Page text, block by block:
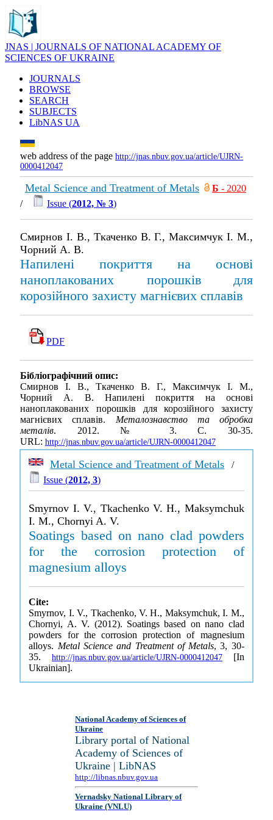
JNAS | JOURNALS OF NATIONAL ACADEMY OF
SCIENCES OF UKRAINE
JOURNALS
BROWSE
SEARCH
SUBJECTS
LibNAS UA
web address of the page http://jnas.nbuv.gov.ua/article/UJRN-
0000412047
Metal Science and Treatment of Metals Б - 2020
/
Issue (2012, № 3)
Смирнов І. В., Ткаченко В. Г., Максимчук І. М.,
Чорний А. В.
Напилені покриття на основі
наноплакованих порошків для
корозійного захисту магнієвих сплавів
PDF
Бібліографічний опис:
Смирнов І. В., Ткаченко В. Г., Максимчук І. М.,
Чорний А. В. Напилені покриття на основі
наноплакованих порошків для корозійного захисту
магнієвих сплавів. Металознавство та обробка
металів. 2012. № 3. С. 30-35.
URL: http://jnas.nbuv.gov.ua/article/UJRN-0000412047
Metal Science and Treatment of Metals /
Issue (2012, 3)
Smyrnov I. V., Tkachenko V. H., Maksymchuk
I. M., Chornyi A. V.
Soatings based on nano clad powders
for the corrosion protection of
magnesium alloys
Cite:
Smyrnov, I. V., Tkachenko, V. H., Maksymchuk, I. M.,
Chornyi, A. V. (2012). Soatings based on nano clad
powders for the corrosion protection of magnesium
alloys. Metal Science and Treatment of Metals, 3, 30-
35. http://jnas.nbuv.gov.ua/article/UJRN-0000412047 [In
Ukrainian].
National Academy of Sciences of
Ukraine
Library portal of National
Academy of Sciences of
Ukraine | LibNAS
http://libnas.nbuv.gov.ua
Vernadsky National Library of
Ukraine (VNLU)